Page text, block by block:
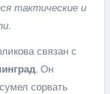
тактические и
связан с
. Он
сорвать